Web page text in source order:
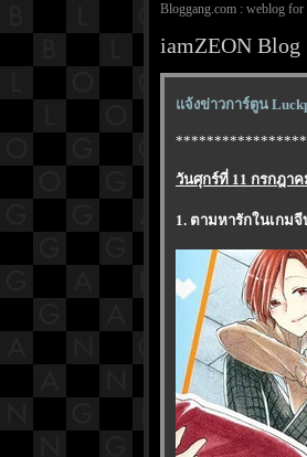
Bloggang.com : weblog for
iamZEON
จ้งข่าวการ์ตูน
วันศุกร์ที่ 11 กรกฎาค
1. ตามหารักในเกม